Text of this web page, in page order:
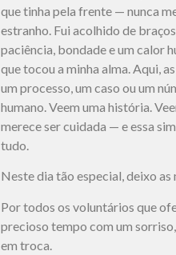
que tinha pela frente — nunca
estranho. Fui acolhido de
paciência, bondade e um calor
que tocou a minha alma. Aqui,
um processo, um caso ou um
humano. Veem uma história.
merece ser cuidada — e essa
tudo.
Neste dia tão especial, deixo as
Por todos os voluntários que
precioso tempo com um
em troca.